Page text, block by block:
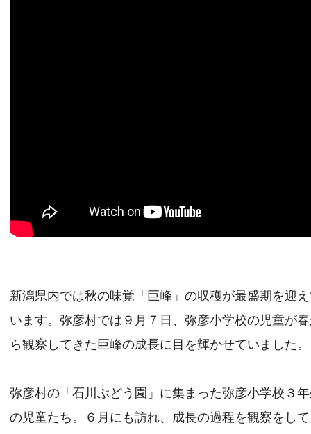
新潟県内では秋の味覚「巨峰」の収穫が最盛期を迎
います。弥彦村では９月７日、弥彦小学校の児童が
ら観察してきた巨峰の成長に目を輝かせていました。
弥彦村の「石川ぶどう園」に集まった弥彦小学校３
の児童たち。６月にも訪れ、成長の過程を観察をし